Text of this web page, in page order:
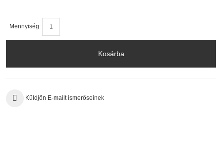
Mennyiség:
Kosárba
Küldjön E-mailt ismerőseinek